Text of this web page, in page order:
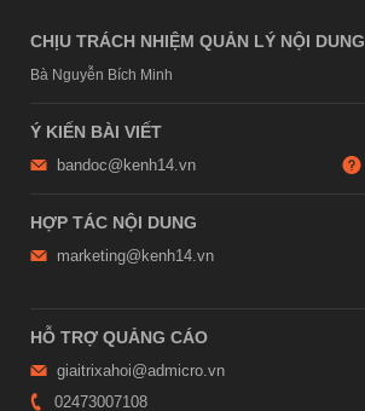
CHỊU TRÁCH NHIỆM QUẢN LÝ NỘI DUNG
Bà Nguyễn Bích Minh
Ý KIẾN BÀI VIẾT
bandoc@kenh14.vn
HỢP TÁC NỘI DUNG
marketing@kenh14.vn
HỖ TRỢ QUẢNG CÁO
giaitrixahoi@admicro.vn
02473007108